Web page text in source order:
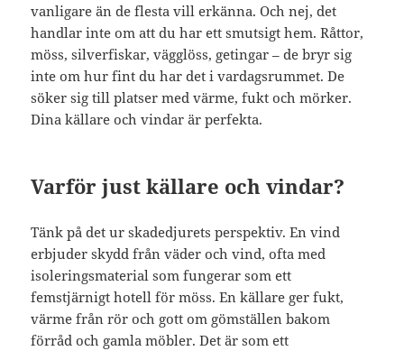
vanligare än de flesta vill erkänna. Och nej, det
handlar inte om att du har ett smutsigt hem. Råttor,
möss, silverfiskar, vägglöss, getingar – de bryr sig
inte om hur fint du har det i vardagsrummet. De
söker sig till platser med värme, fukt och mörker.
Dina källare och vindar är perfekta.
Varför just källare och vindar?
Tänk på det ur skadedjurets perspektiv. En vind
erbjuder skydd från väder och vind, ofta med
isoleringsmaterial som fungerar som ett
femstjärnigt hotell för möss. En källare ger fukt,
värme från rör och gott om gömställen bakom
förråd och gamla möbler. Det är som ett